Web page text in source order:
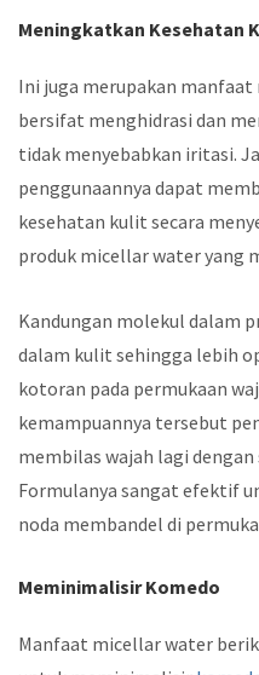
Meningkatkan Kesehatan
Ini juga merupakan
bersifat menghidrasi dan
tidak menyebabkan iritasi.
penggunaannya dapat
kesehatan kulit secara
produk micellar water yang
Kandungan molekul dalam
dalam kulit sehingga lebih
kotoran pada permukaan
kemampuannya tersebut
membilas wajah lagi dengan
Formulanya sangat efektif
noda membandel di
Meminimalisir Komedo
Manfaat micellar water